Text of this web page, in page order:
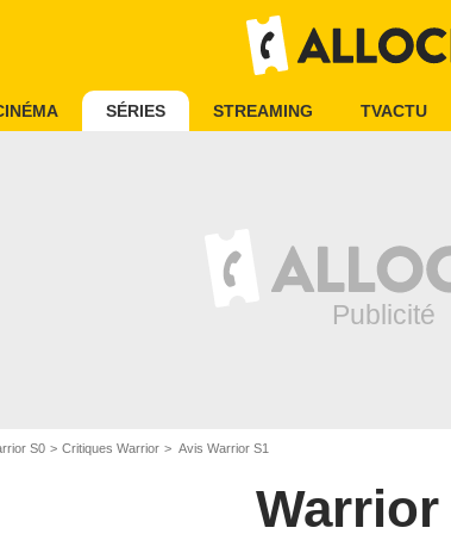
SÉRIES STREAMING TVACTU
S0 Critiques Warrior Avis Warrior S1
Warrior